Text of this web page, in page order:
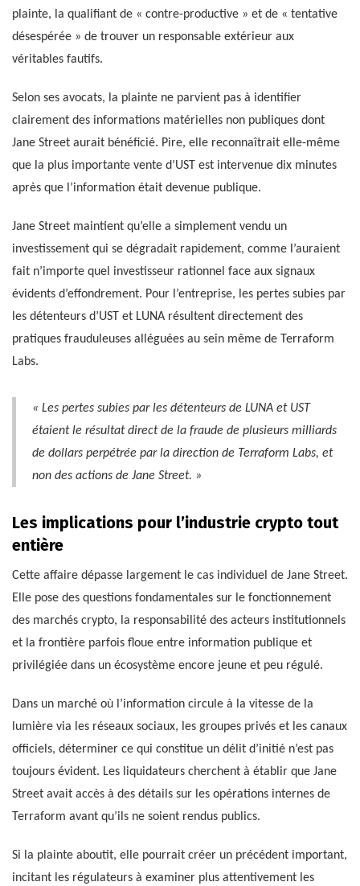
plainte, la qualifiant de « contre-productive » et de « tentative
désespérée » de trouver un responsable extérieur aux
véritables fautifs.
Selon ses avocats, la plainte ne parvient pas à identifier
clairement des informations matérielles non publiques dont
Jane Street aurait bénéficié. Pire, elle reconnaîtrait elle-même
que la plus importante vente d’UST est intervenue dix minutes
après que l’information était devenue publique.
Jane Street maintient qu’elle a simplement vendu un
investissement qui se dégradait rapidement, comme l’auraient
fait n’importe quel investisseur rationnel face aux signaux
évidents d’effondrement. Pour l’entreprise, les pertes subies par
les détenteurs d’UST et LUNA résultent directement des
pratiques frauduleuses alléguées au sein même de Terraform
Labs.
« Les pertes subies par les détenteurs de LUNA et UST
étaient le résultat direct de la fraude de plusieurs milliards
de dollars perpétrée par la direction de Terraform Labs, et
non des actions de Jane Street. »
Les implications pour l’industrie crypto tout
entière
Cette affaire dépasse largement le cas individuel de Jane Street.
Elle pose des questions fondamentales sur le fonctionnement
des marchés crypto, la responsabilité des acteurs institutionnels
et la frontière parfois floue entre information publique et
privilégiée dans un écosystème encore jeune et peu régulé.
Dans un marché où l’information circule à la vitesse de la
lumière via les réseaux sociaux, les groupes privés et les canaux
officiels, déterminer ce qui constitue un délit d’initié n’est pas
toujours évident. Les liquidateurs cherchent à établir que Jane
Street avait accès à des détails sur les opérations internes de
Terraform avant qu’ils ne soient rendus publics.
Si la plainte aboutit, elle pourrait créer un précédent important,
incitant les régulateurs à examiner plus attentivement les